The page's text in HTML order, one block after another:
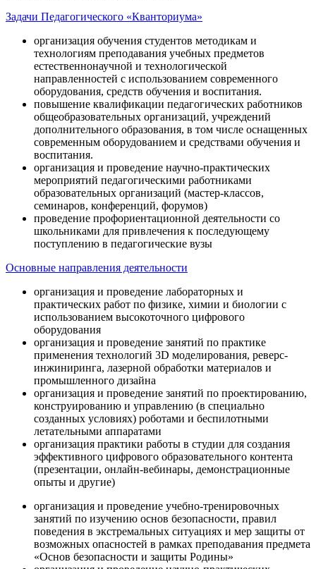
Задачи Педагогического «Кванториума»
организация обучения студентов методикам и
технологиям преподавания учебных предметов
естественнонаучной и технологической
направленностей с использованием современного
оборудования, средств обучения и воспитания.
повышение квалификации педагогических работников
общеобразовательных организаций, учреждений
дополнительного образования, в том числе оснащенных
современным оборудованием и средствами обучения и
воспитания.
организация и проведение научно-практических
мероприятий педагогическими работниками
образовательных организаций (мастер-классов,
семинаров, конференций, форумов)
проведение профориентационной деятельности со
школьниками для привлечения к последующему
поступлению в педагогические вузы
Основные направления деятельности
организация и проведение лабораторных и
практических работ по физике, химии и биологии с
использованием высокоточного цифрового
оборудования
организация и проведение занятий по практике
применения технологий 3D моделирования, реверс-
инжиниринга, лазерной обработки материалов и
промышленного дизайна
организация и проведение занятий по проектированию,
конструированию и управлению (в специально
созданных условиях) роботами и беспилотными
летательными аппаратами
организация практики работы в студии для создания
эффективного цифрового образовательного контента
(презентации, онлайн-вебинары, демонстрационные
опыты и другие)
организация и проведение учебно-тренировочных
занятий по изучению основ безопасности, правил
поведения в экстремальных ситуациях и мер защиты от
возможных опасностей в рамках преподавания предмета
«Основ безопасности и защиты Родины»